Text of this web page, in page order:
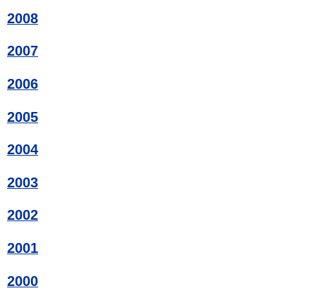
2008
2007
2006
2005
2004
2003
2002
2001
2000